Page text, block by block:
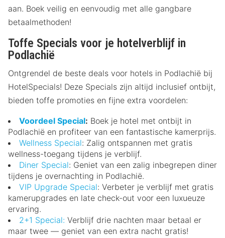
aan. Boek veilig en eenvoudig met alle gangbare
betaalmethoden!
Toffe Specials voor je hotelverblijf in
Podlachië
Ontgrendel de beste deals voor hotels in Podlachië bij
HotelSpecials! Deze Specials zijn altijd inclusief ontbijt,
bieden toffe promoties en fijne extra voordelen:
Voordeel Special: Boek je hotel met ontbijt in
Podlachië en profiteer van een fantastische kamerprijs.
Wellness Special: Zalig ontspannen met gratis
wellness-toegang tijdens je verblijf.
Diner Special: Geniet van een zalig inbegrepen diner
tijdens je overnachting in Podlachië.
VIP Upgrade Special: Verbeter je verblijf met gratis
kamerupgrades en late check-out voor een luxueuze
ervaring.
2+1 Special: Verblijf drie nachten maar betaal er
maar twee — geniet van een extra nacht gratis!